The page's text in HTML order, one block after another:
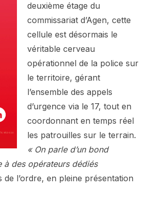
deuxième étage du
commissariat d’Agen, cette
cellule est désormais le
véritable cerveau
opérationnel de la police sur
le territoire, gérant
l’ensemble des appels
d’urgence via le 17, tout en
coordonnant en temps réel
les patrouilles sur le terrain.
« On parle d’un bond
des opérateurs dédiés
l’ordre, en pleine présentation